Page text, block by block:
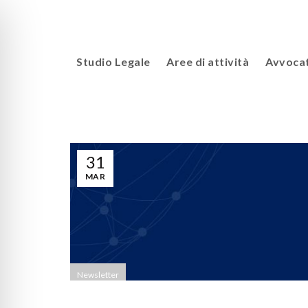
Studio Legale Aree di attività
31
MAR
Newsletter